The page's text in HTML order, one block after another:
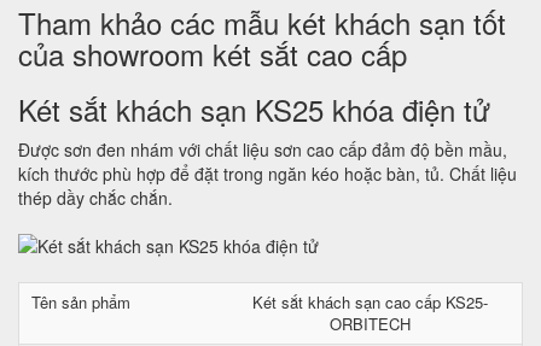
Tham khảo các mẫu két khách sạn tốt
của showroom két sắt cao cấp
Két sắt khách sạn KS25 khóa điện tử
Được sơn đen nhám với chất liệu sơn cao cấp đảm độ bền mầu,
kích thước phù hợp để đặt trong ngăn kéo hoặc bàn, tủ. Chất liệu
thép dầy chắc chắn.
Tên sản phẩm
Két sắt khách sạn cao cấp KS25-
ORBITECH